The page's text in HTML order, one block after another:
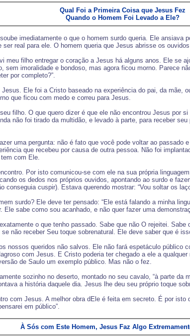
Qual Foi a Primeira Coisa que Jesus Fez
Quando o Homem Foi Levado a Ele?
imediatamente o que o homem surdo queria. Ele ansiava
ser real para ele. O homem queria que Jesus abrisse os
meu filho entregar o coração a Jesus há alguns anos. Ele se
sem imoralidade e bondoso, mas agora ficou morno. Parece
por completo?”.
Ele foi a Cristo baseado na experiência do pai, da mãe,
que ficou com medo e correu para Jesus.
filho. O que quero dizer é que ele não encontrou Jesus por
não foi tirado da multidão, e levado à parte, para receber
uma pergunta: não é fato que você pode voltar ao passado
que recebeu por causa de outra pessoa. Não foi
com Ele.
Por isto comunicou-se com ele na sua própria
os dedos nos próprios ouvidos, apontando ao surdo e
conseguia cuspir). Estava querendo mostrar: “Vou soltar os
surdo? Ele deve ter pensado: “Ele está falando a minha
Ele sabe como sou acanhado, e não quer fazer uma
o que tenho passado. Sabe que não O rejeitei.
não receber Seu toque sobrenatural. Ele deve saber que é
nossos queridos não salvos. Ele não fará espetáculo
com Jesus. E Cristo poderia ter chegado a ele a
de Saulo um exemplo público. Mas não o fez.
sozinho no deserto, montado no seu cavalo, “à parte da
a história daquele dia. Jesus lhe deu seu próprio toque
com Jesus. A melhor obra dEle é feita em secreto. É por
em público”.
À Sós com Este Homem, Jesus Faz Algo